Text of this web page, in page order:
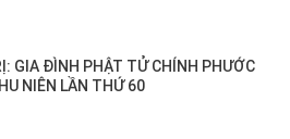
GIA ĐÌNH PHẬT TỬ CHÍNH PHƯỚC
NIÊN LẦN THỨ 60